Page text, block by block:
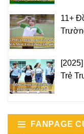
11+
Trẻ
FANPAGE